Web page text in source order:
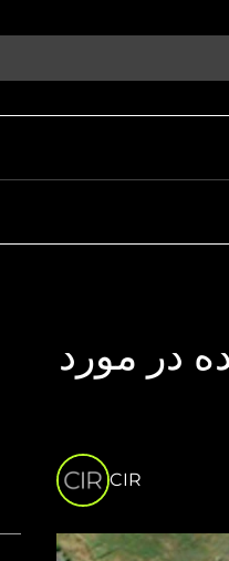
در مورد
CIR